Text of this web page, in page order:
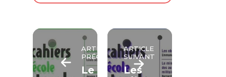
ARTICLE
PRÉCÉDENT
Le
ARTICLE
SUIVANT
Les